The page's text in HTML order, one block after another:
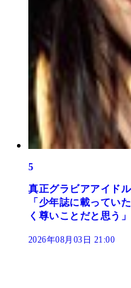
5
真正グラビアアイド
「少年誌に載ってい
く尊いことだと思う」
2026年08月03日 21:00